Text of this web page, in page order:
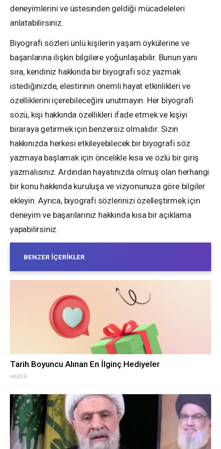
deneyimlerini ve üstesinden geldiği mücadeleleri
anlatabilirsiniz.
Biyografi sözleri ünlü kişilerin yaşam öykülerine ve
başarılarına ilişkin bilgilere yoğunlaşabilir. Bunun yanı
sıra, kendiniz hakkında bir biyografi söz yazmak
istediğinizde, elestirinin önemli hayat etkinlikleri ve
özelliklerini içerebileceğini unutmayın. Her biyografi
sözü, kişi hakkında özellikleri ifade etmek ve kişiyi
biraraya getirmek için benzersiz olmalıdır. Sizin
hakkınızda herkesi etkileyebilecek bir biyografi söz
yazmaya başlamak için öncelikle kısa ve özlü bir giriş
yazmalısınız. Ardından hayatınızda olmuş olan herhangi
bir konu hakkında kuruluşa ve vizyonunuza göre bilgiler
ekleyin. Ayrıca, biyografi sözlerinizi özelleştirmek için
deneyim ve başarılarınız hakkında kısa bir açıklama
yapabilirsiniz.
BENZER İÇERIKLER
HABER
Tarih Boyuncu Alınan En İlginç Hediyeler